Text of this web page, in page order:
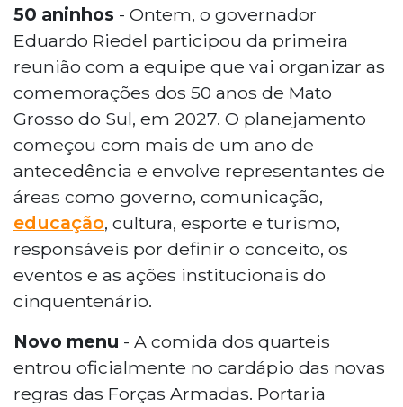
50 aninhos - Ontem, o governador
Eduardo Riedel participou da primeira
reunião com a equipe que vai organizar as
comemorações dos 50 anos de Mato
Grosso do Sul, em 2027. O planejamento
começou com mais de um ano de
antecedência e envolve representantes de
áreas como governo, comunicação,
educação, cultura, esporte e turismo,
responsáveis por definir o conceito, os
eventos e as ações institucionais do
cinquentenário.
Novo menu - A comida dos quarteis
entrou oficialmente no cardápio das novas
regras das Forças Armadas. Portaria